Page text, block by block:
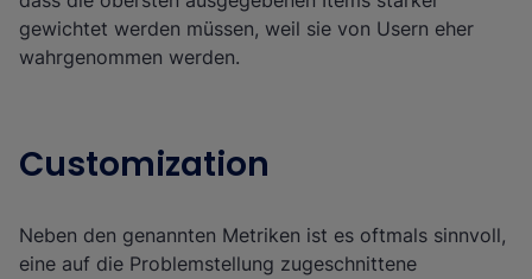
gewichtet werden müssen, weil sie von Usern eher
wahrgenommen werden.
Customization
Neben den genannten Metriken ist es oftmals sinnvoll,
eine auf die Problemstellung zugeschnittene